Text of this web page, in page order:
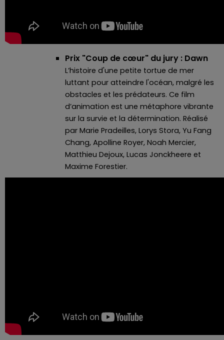
Prix "Coup de cœur" du jury : Dawn
L’histoire d'une petite tortue de mer
luttant pour atteindre l'océan, malgré les
obstacles et les prédateurs. Ce film
d’animation est une métaphore vibrante
sur la survie et la détermination. Réalisé
par Marie Pradeilles, Lorys Stora, Yu Fang
Chang, Apolline Royer, Noah Mercier,
Matthieu Dejoux, Lucas Jonckheere et
Maxime Forestier.